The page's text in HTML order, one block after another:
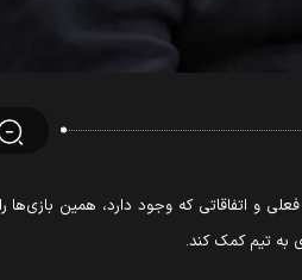
و اتفاقاتی که وجود دارد، همین بازی‌ها
به تیم کمک کند.